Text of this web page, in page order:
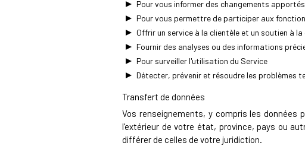
Pour vous informer des changements
Pour vous permettre de participer aux
Offrir un service à la clientèle et un soutien à la
Fournir des analyses ou des informations
Pour surveiller l'utilisation du Service
Détecter, prévenir et résoudre les problèmes
Transfert de données
Vos renseignements, y compris les
l'extérieur de votre état, province, pays ou
différer de celles de votre juridiction.